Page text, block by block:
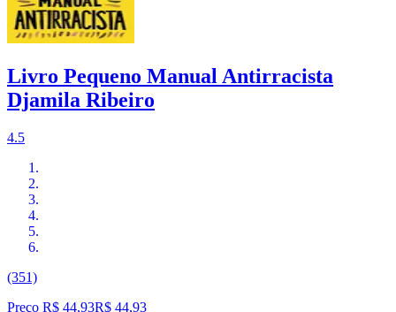
Livro Pequeno Manual Antirracista
Djamila Ribeiro
4.5
(351)
Preço R$ 44,93R$ 44,93